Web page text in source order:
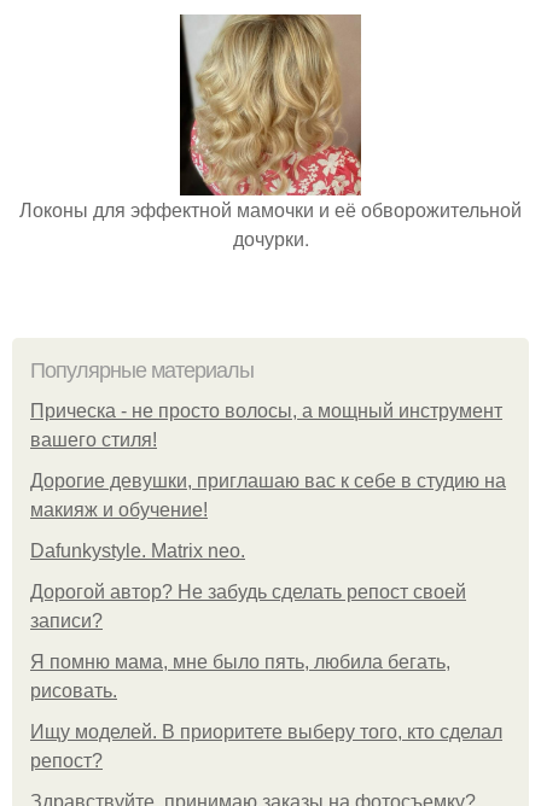
Локоны для эффектной мамочки и её обворожительной
дочурки.
Популярные материалы
Прическа - не просто волосы, а мощный инструмент
вашего стиля!
Дорогие девушки, приглашаю вас к себе в студию на
макияж и обучение!
Dafunkystyle. Matrix neo.
Дорогой автор? Не забудь сделать репост своей
записи?
Я помню мама, мне было пять, любила бегать,
рисовать.
Ищу моделей. В приоритете выберу того, кто сделал
репост?
Здравствуйте, принимаю заказы на фотосъемку?